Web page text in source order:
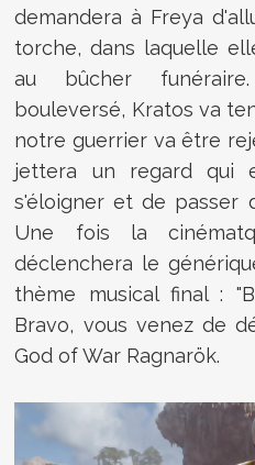
demandera à Freya
torche, dans laquelle
au bûcher
bouleversé, Kratos va
notre guerrier va être
jettera un regard qui
s'éloigner et de passer
Une fois la
déclenchera le
thème musical final :
Bravo, vous venez de
God of War Ragnarök.